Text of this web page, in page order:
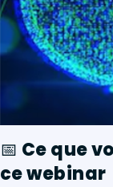
📅 Ce que
ce webinar